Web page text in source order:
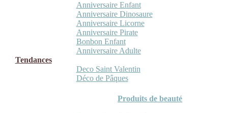
Anniversaire Enfant
Anniversaire Dinosaure
Anniversaire Licorne
Anniversaire Pirate
Bonbon Enfant
Anniversaire Adulte
Tendances
Deco Saint Valentin
Déco de Pâques
Produits de beauté